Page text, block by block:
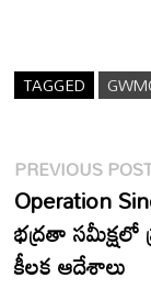
TAGGED
Post
PREVIOUS
Operation
భద్రతా
కీలక ఆదేశాలు